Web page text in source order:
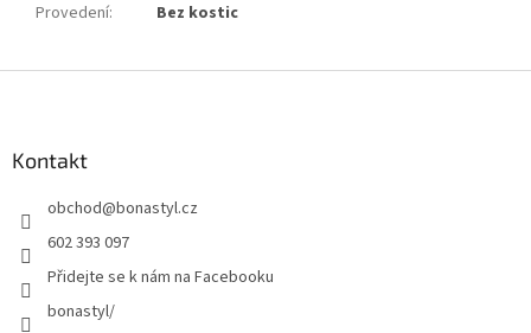
Provedení: Bez kostic
Kontakt
obchod@bonastyl.cz
602 393 097
Přidejte se k nám na Facebooku
bonastyl/